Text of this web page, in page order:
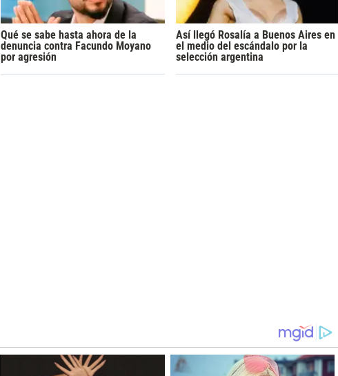
Qué se sabe hasta ahora de la
denuncia contra Facundo Moyano
por agresión
Así llegó Rosalía a Buenos Aires en
el medio del escándalo por la
selección argentina